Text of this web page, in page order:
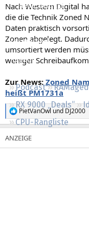
Neue Beiträge
Neueste Aktivitäten
Leserartikel
Regeln
Podcast
RX 9000 „Deals“
CPU-Rangliste
Nach Western Digital
die die Technik Zoned
Daten praktisch
Zonen abgelegt.
umsortiert werden
weniger
Zur News: Zoned
heißt PM1731a
R
e
a
k
t
PietVanOwl und DJ2000